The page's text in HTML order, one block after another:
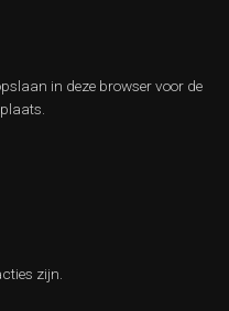
in deze browser voor de
zijn.